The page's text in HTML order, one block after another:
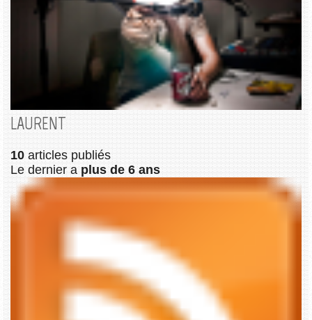
LAURENT
10 articles publiés
Le dernier a plus de 6 ans